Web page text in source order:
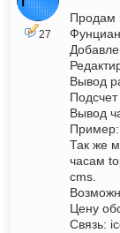
27
Продам
Вывод
Вывод
Пример:
Так же
часам
cms.
Цену
Связь: